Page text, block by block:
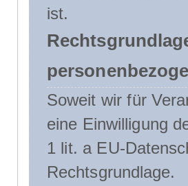
ist.
Soweit wir für
eine Einwilligung
1 lit. a EU-
Rechtsgrundlage.